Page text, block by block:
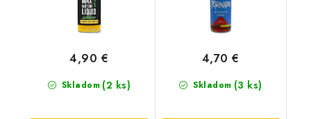
Skladom (2 ks)
4,90 €
Skladom (3 ks)
4,70 €